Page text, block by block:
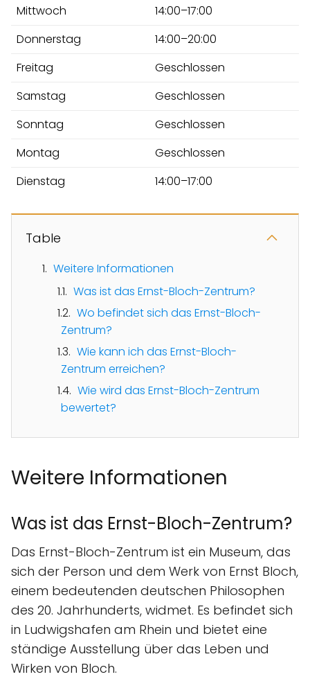
Mittwoch
14:00–17:00
Donnerstag
14:00–20:00
Freitag
Geschlossen
Samstag
Geschlossen
Sonntag
Geschlossen
Montag
Geschlossen
Dienstag
14:00–17:00
Table
Weitere Informationen
Was ist das Ernst-Bloch-Zentrum?
Wo befindet sich das Ernst-Bloch-
Zentrum?
Wie kann ich das Ernst-Bloch-
Zentrum erreichen?
Wie wird das Ernst-Bloch-Zentrum
bewertet?
Weitere Informationen
Was ist das Ernst-Bloch-Zentrum?
Das Ernst-Bloch-Zentrum ist ein Museum, das
sich der Person und dem Werk von Ernst Bloch,
einem bedeutenden deutschen Philosophen
des 20. Jahrhunderts, widmet. Es befindet sich
in Ludwigshafen am Rhein und bietet eine
ständige Ausstellung über das Leben und
Wirken von Bloch.